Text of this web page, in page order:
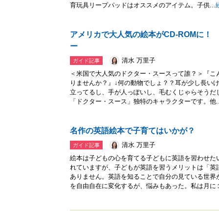
育玩具リープパッドはオススメのアイテム。子供...
アメリカで大人気の絵本がCD-ROMに
ー
ガイド記事
清水 万里子
＜米国で大人気のドクター・スースって誰？＞『
りませんか？』↓何の動物でしょ？？耳が少し長い
立ってるし、手が人っぽいし、毛むくじゃらそう
「ドクター・スース」独特のキャラクターです。他
名作の英語絵本で子育てはいかが？
ガイド記事
清水 万里子
絵本は子どもの心を育てる子どもに英語を習わせ
れていますが、子どもが英語を習うメリットは「
ありません。英語を知ることで自分の見ている世
を自由自在に変化するが、悩みもあった。私は月に